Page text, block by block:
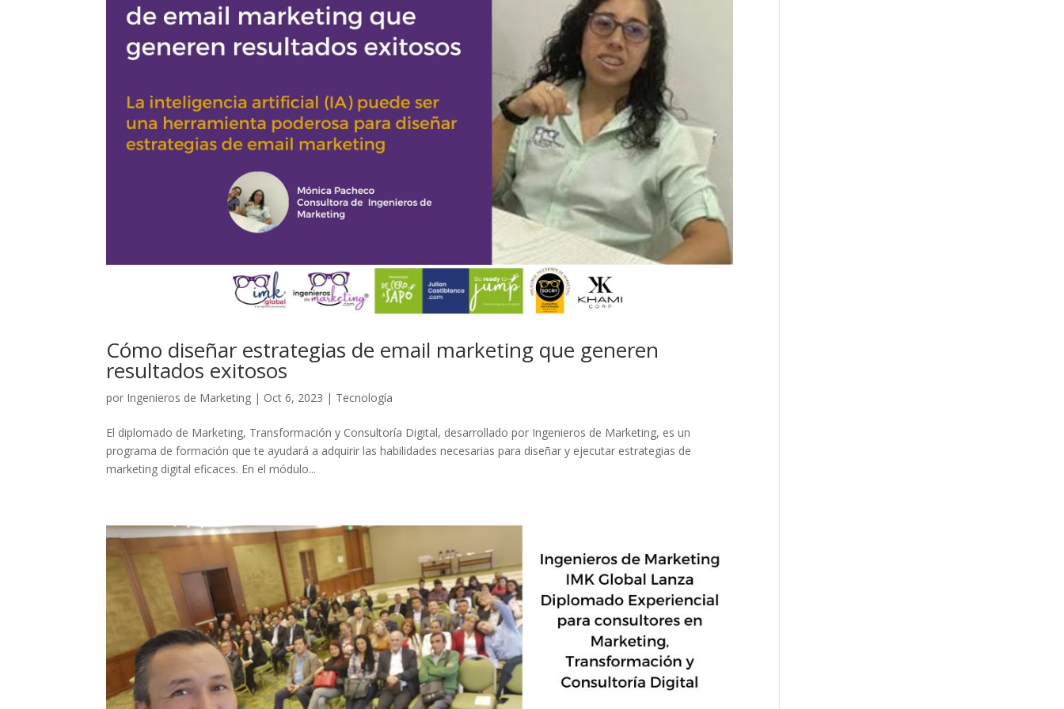
Cómo diseñar estrategias de email marketing que generen
resultados exitosos
por Ingenieros de Marketing | Oct 6, 2023 | Tecnología
El diplomado de Marketing, Transformación y Consultoría Digital, desarrollado por Ingenieros de Marketing, es un
programa de formación que te ayudará a adquirir las habilidades necesarias para diseñar y ejecutar estrategias de
marketing digital eficaces. En el módulo...